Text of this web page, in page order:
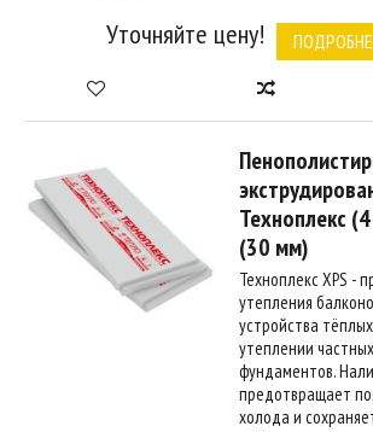
Уточняйте цену!
Техноплекс
(30 мм)
Техноплекс XPS -
утепления
устройства
утеплении
фундаментов.
предотвращает
холода и